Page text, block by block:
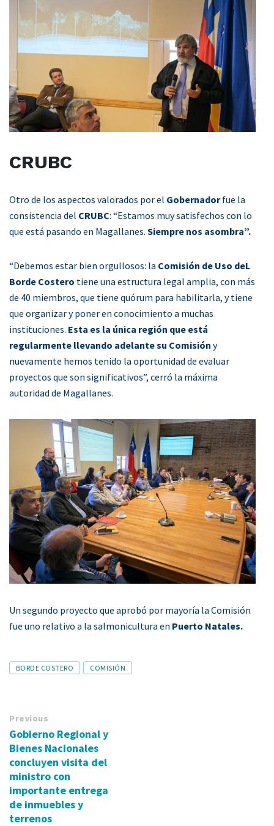
CRUBC
Otro de los aspectos valorados por el Gobernadorfue la
consistencia del CRUBC: “Estamos muy satisfechos con lo
que está pasando en Magallanes. Siempre nos asombra”.
“Debemos estar bien orgullosos: la Comisión de Uso deL
Borde Costero tiene una estructura legal amplia, con más
de 40 miembros, que tiene quórum para habilitarla, y tiene
que organizar y poner en conocimiento a muchas
instituciones. Esta es la única región que está
regularmente llevando adelante su Comisión y
nuevamente hemos tenido la oportunidad de evaluar
proyectos que son significativos”, cerró la máxima
autoridad de Magallanes.
Un segundo proyecto que aprobó por mayoría la Comisión
fue uno relativo a la salmonicultura en Puerto Natales.
Tags
BORDE COSTERO COMISIÓN
Previous
Gobierno Regional y
Bienes Nacionales
concluyen visita del
ministro con
importante entrega
de inmuebles y
terrenos